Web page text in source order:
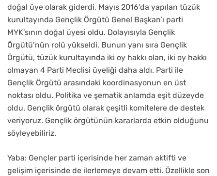
doğal üye olarak giderdi, Mayıs 2016’da yapılan tüzük
kurultayında Gençlik Örgütü Genel Başkan’ı parti
MYK’sının doğal üyesi oldu. Dolayısıyla Gençlik
Örgütü’nün rolü yükseldi. Bunun yanı sıra Gençlik
Örgütü, tüzük kurultayında iki oy hakkı olan, iki oy hakkı
olmayan 4 Parti Meclisi üyeliği daha aldı. Parti ile
Gençlik Örgütü arasındaki koordinasyonun en üst
noktası oldu. Politika ve şematik anlamda eşit düzeyde
oldu. Gençlik örgütü olarak çeşitli komitelere de destek
veriyoruz. Gençlik örgütünün kararlarda etkin olduğunu
söyleyebiliriz.
Yaba: Gençler parti içerisinde her zaman aktifti ve
gelişim içerisinde de ilerlemeye devam etti. Özellikle son